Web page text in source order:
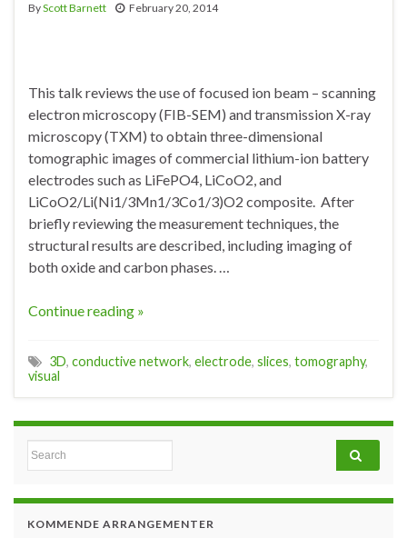
ByScott Barnett February 20, 2014
This talk reviews the use of focused ion beam – scanning
electron microscopy (FIB-SEM) and transmission X-ray
microscopy (TXM) to obtain three-dimensional
tomographic images of commercial lithium-ion battery
electrodes such as LiFePO4, LiCoO2, and
LiCoO2/Li(Ni1/3Mn1/3Co1/3)O2 composite. After
briefly reviewing the measurement techniques, the
structural results are described, including imaging of
both oxide and carbon phases. …
Continue reading »
3D, conductive network, electrode, slices, tomography,
visual
Search for:
KOMMENDE ARRANGEMENTER